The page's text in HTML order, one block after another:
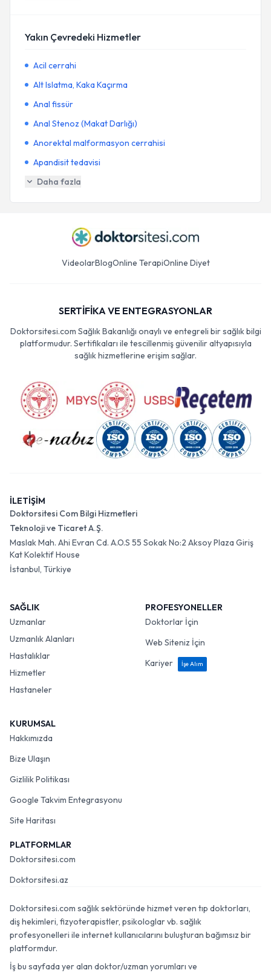
Yakın Çevredeki Hizmetler
Acil cerrahi
Alt Islatma, Kaka Kaçırma
Anal fissür
Anal Stenoz (Makat Darlığı)
Anorektal malformasyon cerrahisi
Apandisit tedavisi
Daha fazla
VideolarBlogOnline TerapiOnline Diyet
SERTİFİKA VE ENTEGRASYONLAR
Doktorsitesi.com Sağlık Bakanlığı onaylı ve entegreli bir sağlık bilgi
platformudur. Sertifikaları ile tescillenmiş güvenilir altyapısıyla
sağlık hizmetlerine erişim sağlar.
İLETİŞİM
Doktorsitesi Com Bilgi Hizmetleri
Teknoloji ve Ticaret A.Ş.
Maslak Mah. Ahi Evran Cd. A.O.S 55 Sokak No:2 Aksoy Plaza Giriş
Kat Kolektif House
İstanbul, Türkiye
SAĞLIK
Uzmanlar
Uzmanlık Alanları
Hastalıklar
Hizmetler
Hastaneler
PROFESYONELLER
Doktorlar İçin
Web Siteniz İçin
Kariyer
İşe Alım
KURUMSAL
Hakkımızda
Bize Ulaşın
Gizlilik Politikası
Google Takvim Entegrasyonu
Site Haritası
PLATFORMLAR
Doktorsitesi.com
Doktorsitesi.az
Doktorsitesi.com sağlık sektöründe hizmet veren tıp doktorları,
diş hekimleri, fizyoterapistler, psikologlar vb. sağlık
profesyonelleri ile internet kullanıcılarını buluşturan bağımsız bir
platformdur.
İş bu sayfada yer alan doktor/uzman yorumları ve